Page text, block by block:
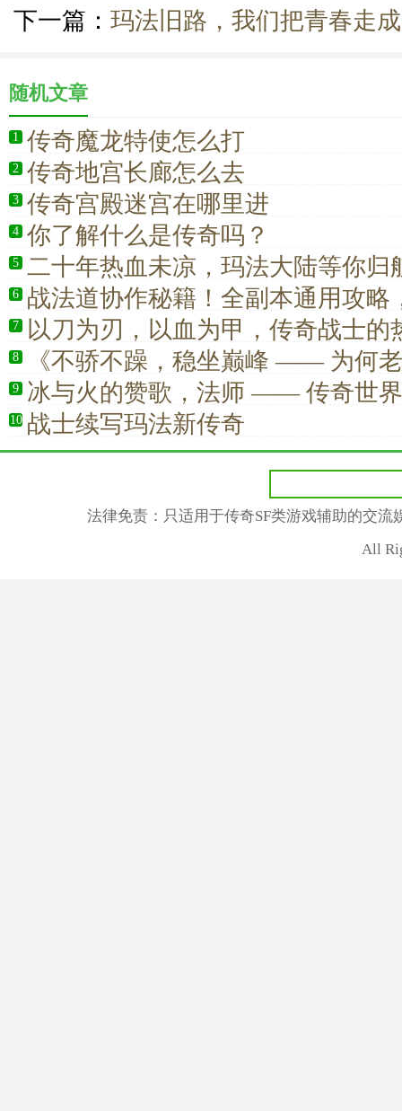
下一篇： 玛法旧路，我们把青春走
随机文章
1 传奇魔龙特使怎么打
2 传奇地宫长廊怎么去
3 传奇宫殿迷宫在哪里进
4 你了解什么是传奇吗？
5 二十年热血未凉，玛法大陆等你归
6
战法道协作秘籍！全副本通用攻略
传奇所有秘境
7
以刀为刃，以血为甲，传奇战士的
不落幕
8
《不骄不躁，稳坐巅峰 —— 为何
传奇道士》
9 冰与火的赞歌，法师 —— 传奇世
10 战士续写玛法新传奇
法律免责：只适用于传奇SF类游戏辅助的交
All